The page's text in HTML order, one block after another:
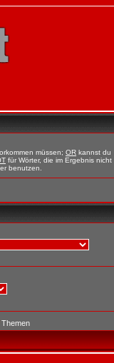
müssen; OR kannst du
für Wörter, die im Ergebnis nicht
benutzen.
Themen